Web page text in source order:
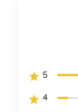
5
4